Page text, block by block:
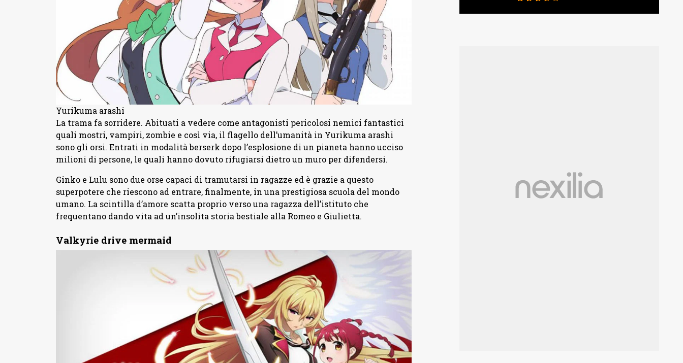
Yurikuma arashi
La trama fa sorridere. Abituati a vedere come antagonisti pericolosi nemici fantastici
quali mostri, vampiri, zombie e così via, il flagello dell’umanità in Yurikuma arashi
sono gli orsi. Entrati in modalità berserk dopo l’esplosione di un pianeta hanno ucciso
milioni di persone, le quali hanno dovuto rifugiarsi dietro un muro per difendersi.
Ginko e Lulu sono due orse capaci di tramutarsi in ragazze ed è grazie a questo
superpotere che riescono ad entrare, finalmente, in una prestigiosa scuola del mondo
umano. La scintilla d’amore scatta proprio verso una ragazza dell’istituto che
frequentano dando vita ad un’insolita storia bestiale alla Romeo e Giulietta.
Valkyrie drive mermaid